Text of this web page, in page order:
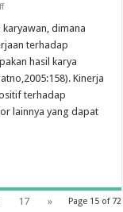
on
Penjualan
karyawan, dimana
terhadap
hasil karya
Kinerja
terhadap
lainnya yang dapat
Page 15 of 72
17
»